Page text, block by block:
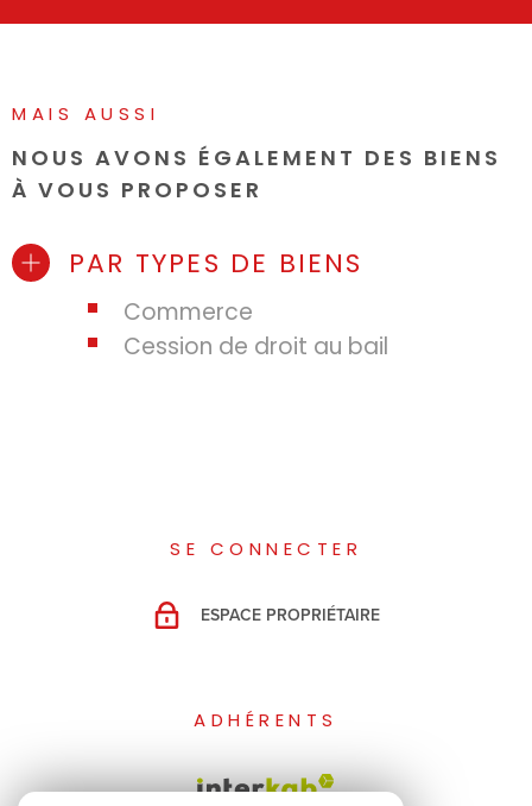
MAIS AUSSI
NOUS AVONS ÉGALEMENT DES BIENS
À VOUS PROPOSER
PAR TYPES DE BIENS
Commerce
Cession de droit au bail
SE CONNECTER
ESPACE PROPRIÉTAIRE
ADHÉRENTS